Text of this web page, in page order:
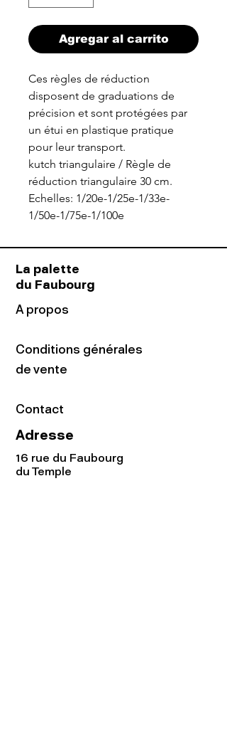
Agregar al carrito
Ces règles de réduction
disposent de graduations de
précision et sont protégées par
un étui en plastique pratique
pour leur transport.
kutch triangulaire / Règle de
réduction triangulaire 30 cm.
Echelles: 1/20e-1/25e-1/33e-
1/50e-1/75e-1/100e
La palette
du Faubourg
A propos
Conditions générales
de vente
Contact
Adresse
16 rue du Faubourg
du Temple